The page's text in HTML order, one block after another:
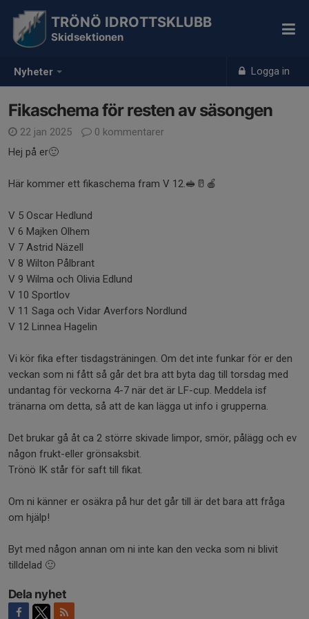
Nyheter Logga in
TRÖNÖ IDROTTSKLUBB
Skidsektionen
Fikaschema för resten av säsongen
22 jan 2025
0 kommentarer
Hej på er🙂
Här kommer ett fikaschema fram V 12.🥪🥛🍎
V 5 Oscar Hedlund
V 6 Majken Olhem
V 7 Astrid Näzell
V 8 Wilton Pålbrant
V 9 Wilma och Olivia Edlund
V 10 Sportlov
V 11 Saga och Vidar Averfors Nordlund
V 12 Linnea Hagelin
Vi kör fika efter tisdagsträningen. Om det inte funkar för er den
veckan som ni fått så går det bra att byta dag till torsdag med
undantag för veckorna 4-7 när det är LF-cup. Meddela isf
tränarna om detta, så att de kan lägga ut info i grupperna.
Det brukar gå åt ca 2 större skivade limpor, smör, pålägg och ev
någon frukt-eller grönsaksbit.
Trönö IK står för saft till fikat.
Om ni känner er osäkra på hur det går till är det bara att fråga
om hjälp!
Byt med någon annan om ni inte kan den vecka som ni blivit
tilldelad 🙂
Dela nyhet